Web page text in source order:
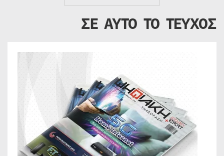
ΣΕ ΑΥΤΟ ΤΟ ΤΕΥΧΟΣ